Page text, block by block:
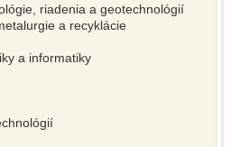
riadenia a geotechnológií
a recyklácie
a informatiky